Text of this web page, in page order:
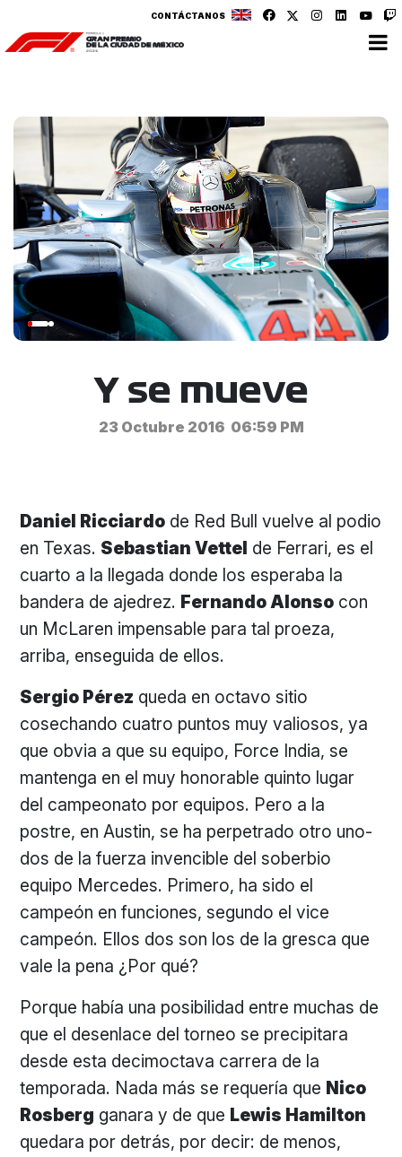
CONTÁCTANOS
Y se mueve
23 Octubre 2016 06:59 PM
Daniel Ricciardo de Red Bull vuelve al podio
en Texas. Sebastian Vettel de Ferrari, es el
cuarto a la llegada donde los esperaba la
bandera de ajedrez. Fernando Alonso con
un McLaren impensable para tal proeza,
arriba, enseguida de ellos.
Sergio Pérez queda en octavo sitio
cosechando cuatro puntos muy valiosos, ya
que obvia a que su equipo, Force India, se
mantenga en el muy honorable quinto lugar
del campeonato por equipos. Pero a la
postre, en Austin, se ha perpetrado otro uno-
dos de la fuerza invencible del soberbio
equipo Mercedes. Primero, ha sido el
campeón en funciones, segundo el vice
campeón. Ellos dos son los de la gresca que
vale la pena ¿Por qué?
Porque había una posibilidad entre muchas de
que el desenlace del torneo se precipitara
desde esta decimoctava carrera de la
temporada. Nada más se requería que Nico
Rosberg ganara y de que Lewis Hamilton
quedara por detrás, por decir: de menos,